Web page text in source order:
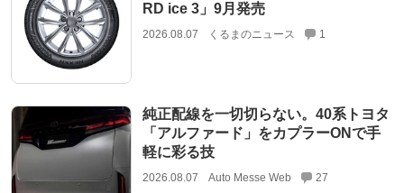
RD ice 3」9月発売
2026.08.07 くるまのニュース 1
純正配線を一切切らない。40系トヨタ
「アルファード」をカプラーONで手
軽に彩る技
2026.08.07 Auto Messe Web 27